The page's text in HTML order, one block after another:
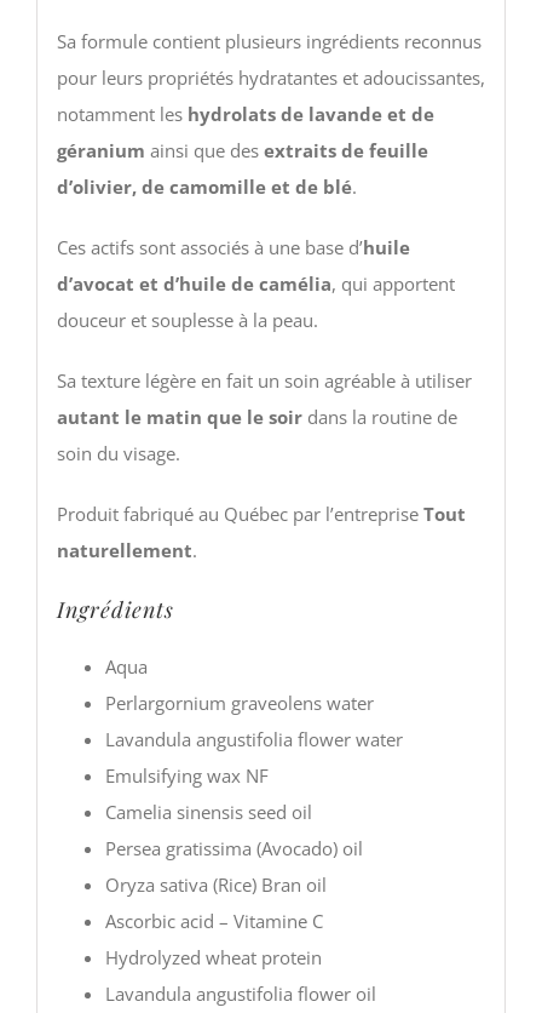
Sa formule contient plusieurs ingrédients reconnus
pour leurs propriétés hydratantes et adoucissantes,
notamment les hydrolats de lavande et de
géranium ainsi que des extraits de feuille
d’olivier, de camomille et de blé.
Ces actifs sont associés à une base d’huile
d’avocat et d’huile de camélia, qui apportent
douceur et souplesse à la peau.
Sa texture légère en fait un soin agréable à utiliser
autant le matin que le soirdans la routine de
soin du visage.
Produit fabriqué au Québec par l’entreprise Tout
naturellement.
Ingrédients
Aqua
Perlargornium graveolens water
Lavandula angustifolia flower water
Emulsifying wax NF
Camelia sinensis seed oil
Persea gratissima (Avocado) oil
Oryza sativa (Rice) Bran oil
Ascorbic acid – Vitamine C
Hydrolyzed wheat protein
Lavandula angustifolia flower oil